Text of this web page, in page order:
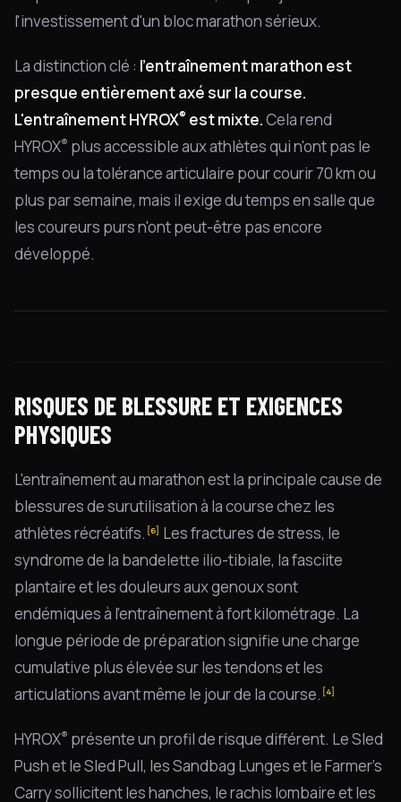
l'investissement d'un bloc marathon sérieux.
La distinction clé : l'entraînement marathon est
presque entièrement axé sur la course.
L'entraînement HYROX® est mixte.Cela rend
HYROX® plus accessible aux athlètes qui n'ont pas le
temps ou la tolérance articulaire pour courir 70 km ou
plus par semaine, mais il exige du temps en salle que
les coureurs purs n'ont peut-être pas encore
développé.
RISQUES DE BLESSURE ET EXIGENCES
PHYSIQUES
L'entraînement au marathon est la principale cause de
blessures de surutilisation à la course chez les
athlètes récréatifs. [6] Les fractures de stress, le
syndrome de la bandelette ilio-tibiale, la fasciite
plantaire et les douleurs aux genoux sont
endémiques à l'entraînement à fort kilométrage. La
longue période de préparation signifie une charge
cumulative plus élevée sur les tendons et les
articulations avant même le jour de la course. [4]
HYROX® présente un profil de risque différent. Le Sled
Push et le Sled Pull, les Sandbag Lunges et le Farmer's
Carry sollicitent les hanches, le rachis lombaire et les